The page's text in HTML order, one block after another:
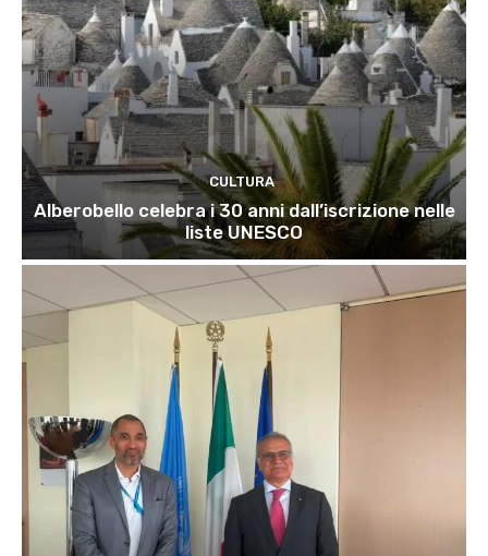
CULTURA
Alberobello celebra i 30 anni dall’iscrizione nelle
liste UNESCO